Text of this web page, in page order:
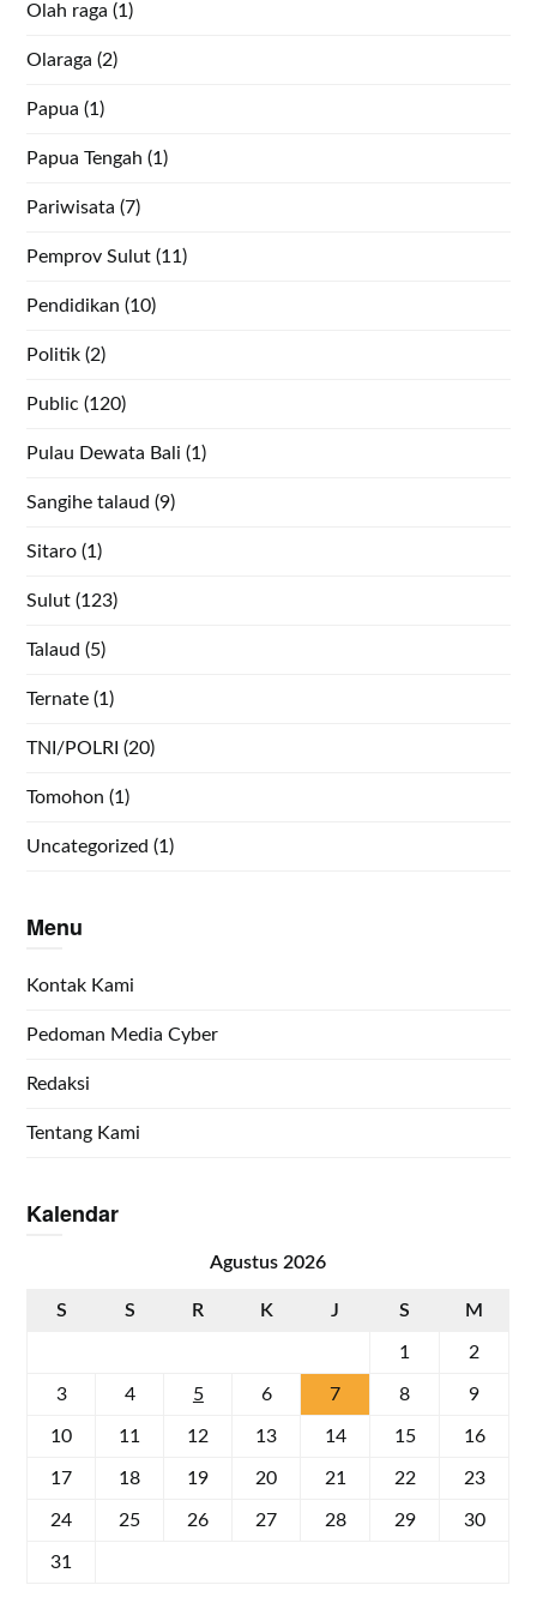
Olah raga (1)
Olaraga (2)
Papua (1)
Papua Tengah (1)
Pariwisata (7)
Pemprov Sulut (11)
Pendidikan (10)
Politik (2)
Public (120)
Pulau Dewata Bali (1)
Sangihe talaud (9)
Sitaro (1)
Sulut (123)
Talaud (5)
Ternate (1)
TNI/POLRI (20)
Tomohon (1)
Uncategorized (1)
Menu
Kontak Kami
Pedoman Media Cyber
Redaksi
Tentang Kami
Kalendar
Agustus 2026
S S R K J S M
1 2
3 4 5 6 7 8 9
10 11 12 13 14 15 16
17 18 19 20 21 22 23
24 25 26 27 28 29 30
31